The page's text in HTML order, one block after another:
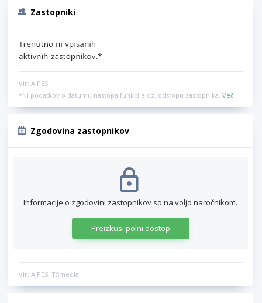
Zastopniki
Vir: AJPES
*Ni podatkov o datumu nastopa funkcije oz. odstopu zastopnika. Več
Zgodovina zastopnikov
Informacije o zgodovini zastopnikov so na voljo naročnikom.
Preizkusi polni dostop
Vir: AJPES, TSmedia